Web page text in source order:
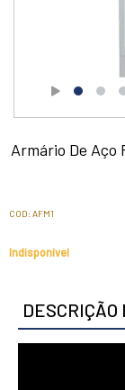
Armário De Aço
COD: AFM1
Indisponível
DESCRIÇÃO